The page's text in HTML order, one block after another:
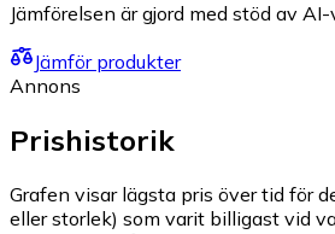
Jämförelsen är gjord med stöd av
Jämför produkter
Annons
Prishistorik
Grafen visar lägsta pris över tid för
eller storlek) som varit billigast vid